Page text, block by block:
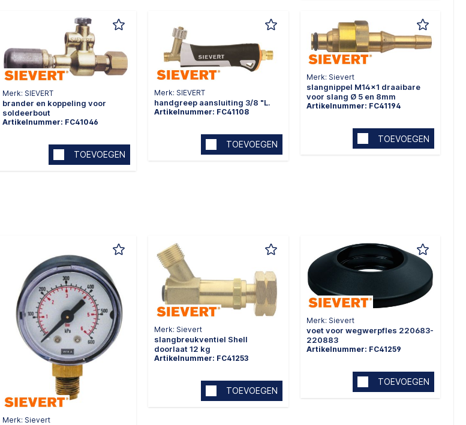
Merk: SIEVERT
brander en koppeling voor
soldeerbout
Artikelnummer: FC41046
TOEVOEGEN
Merk: SIEVERT
handgreep aansluiting 3/8 "L.
Artikelnummer: FC41108
TOEVOEGEN
Merk: Sievert
slangnippel M14x1 draaibare
voor slang Ø 5 en 8mm
Artikelnummer: FC41194
TOEVOEGEN
Merk: Sievert
Merk: Sievert
slangbreukventiel Shell
doorlaat 12 kg
Artikelnummer: FC41253
TOEVOEGEN
Merk: Sievert
voet voor wegwerpfles 220683-
220883
Artikelnummer: FC41259
TOEVOEGEN